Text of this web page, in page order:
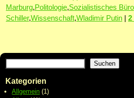
Marburg,Politologie,Sozialistisches Büro
Schiller,Wissenschaft,Wladimir Putin 2
Suchen
Kategorien
Allgemein (1)